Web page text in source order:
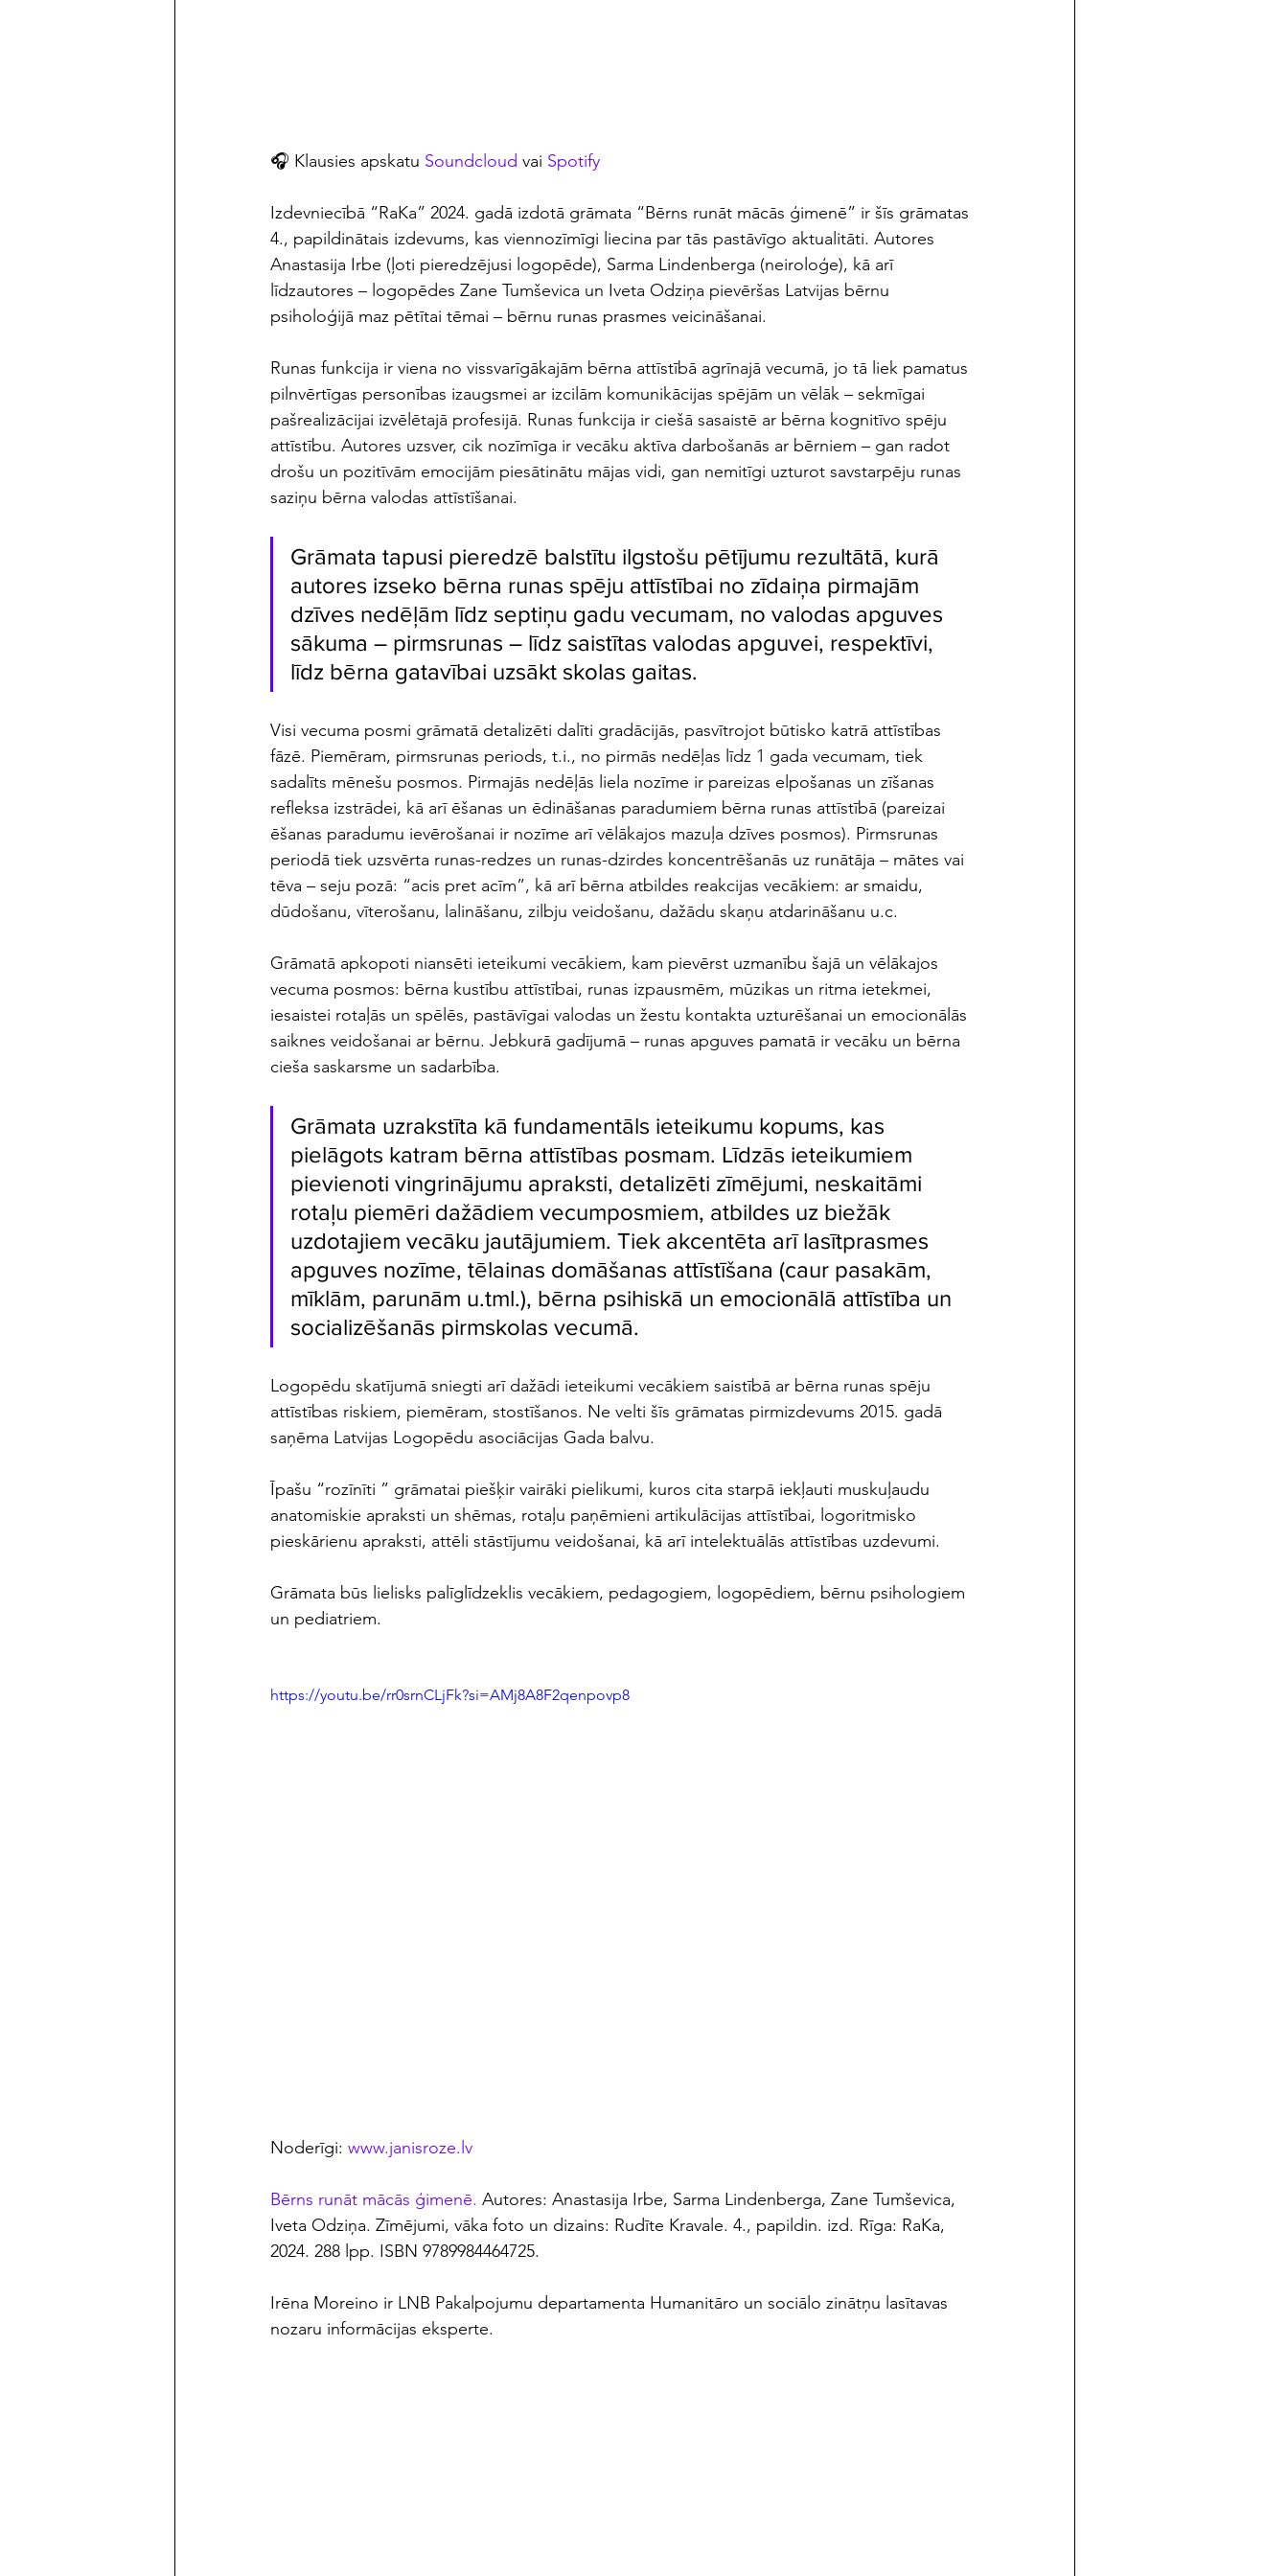
🎧 Klausies apskatu Soundcloud vai Spotify
Izdevniecībā “RaKa” 2024. gadā izdotā grāmata “Bērns runāt mācās ģimenē” ir šīs grāmatas
4., papildinātais izdevums, kas viennozīmīgi liecina par tās pastāvīgo aktualitāti. Autores
Anastasija Irbe (ļoti pieredzējusi logopēde), Sarma Lindenberga (neiroloģe), kā arī
līdzautores – logopēdes Zane Tumševica un Iveta Odziņa pievēršas Latvijas bērnu
psiholoģijā maz pētītai tēmai – bērnu runas prasmes veicināšanai.
Runas funkcija ir viena no vissvarīgākajām bērna attīstībā agrīnajā vecumā, jo tā liek pamatus
pilnvērtīgas personības izaugsmei ar izcilām komunikācijas spējām un vēlāk – sekmīgai
pašrealizācijai izvēlētajā profesijā. Runas funkcija ir ciešā sasaistē ar bērna kognitīvo spēju
attīstību. Autores uzsver, cik nozīmīga ir vecāku aktīva darbošanās ar bērniem – gan radot
drošu un pozitīvām emocijām piesātinātu mājas vidi, gan nemitīgi uzturot savstarpēju runas
saziņu bērna valodas attīstīšanai.
Grāmata tapusi pieredzē balstītu ilgstošu pētījumu rezultātā, kurā
autores izseko bērna runas spēju attīstībai no zīdaiņa pirmajām
dzīves nedēļām līdz septiņu gadu vecumam, no valodas apguves
sākuma – pirmsrunas – līdz saistītas valodas apguvei, respektīvi,
līdz bērna gatavībai uzsākt skolas gaitas.
Visi vecuma posmi grāmatā detalizēti dalīti gradācijās, pasvītrojot būtisko katrā attīstības
fāzē. Piemēram, pirmsrunas periods, t.i., no pirmās nedēļas līdz 1 gada vecumam, tiek
sadalīts mēnešu posmos. Pirmajās nedēļās liela nozīme ir pareizas elpošanas un zīšanas
refleksa izstrādei, kā arī ēšanas un ēdināšanas paradumiem bērna runas attīstībā (pareizai
ēšanas paradumu ievērošanai ir nozīme arī vēlākajos mazuļa dzīves posmos). Pirmsrunas
periodā tiek uzsvērta runas-redzes un runas-dzirdes koncentrēšanās uz runātāja – mātes vai
tēva – seju pozā: “acis pret acīm”, kā arī bērna atbildes reakcijas vecākiem: ar smaidu,
dūdošanu, vīterošanu, lalināšanu, zilbju veidošanu, dažādu skaņu atdarināšanu u.c.
Grāmatā apkopoti niansēti ieteikumi vecākiem, kam pievērst uzmanību šajā un vēlākajos
vecuma posmos: bērna kustību attīstībai, runas izpausmēm, mūzikas un ritma ietekmei,
iesaistei rotaļās un spēlēs, pastāvīgai valodas un žestu kontakta uzturēšanai un emocionālās
saiknes veidošanai ar bērnu. Jebkurā gadījumā – runas apguves pamatā ir vecāku un bērna
cieša saskarsme un sadarbība.
Grāmata uzrakstīta kā fundamentāls ieteikumu kopums, kas
pielāgots katram bērna attīstības posmam. Līdzās ieteikumiem
pievienoti vingrinājumu apraksti, detalizēti zīmējumi, neskaitāmi
rotaļu piemēri dažādiem vecumposmiem, atbildes uz biežāk
uzdotajiem vecāku jautājumiem. Tiek akcentēta arī lasītprasmes
apguves nozīme, tēlainas domāšanas attīstīšana (caur pasakām,
mīklām, parunām u.tml.), bērna psihiskā un emocionālā attīstība un
socializēšanās pirmskolas vecumā.
Logopēdu skatījumā sniegti arī dažādi ieteikumi vecākiem saistībā ar bērna runas spēju
attīstības riskiem, piemēram, stostīšanos. Ne velti šīs grāmatas pirmizdevums 2015. gadā
saņēma Latvijas Logopēdu asociācijas Gada balvu.
Īpašu “rozīnīti ” grāmatai piešķir vairāki pielikumi, kuros cita starpā iekļauti muskuļaudu
anatomiskie apraksti un shēmas, rotaļu paņēmieni artikulācijas attīstībai, logoritmisko
pieskārienu apraksti, attēli stāstījumu veidošanai, kā arī intelektuālās attīstības uzdevumi.
Grāmata būs lielisks palīglīdzeklis vecākiem, pedagogiem, logopēdiem, bērnu psihologiem
un pediatriem.
https://youtu.be/rr0srnCLjFk?si=AMj8A8F2qenpovp8
Noderīgi: www.janisroze.lv
Bērns runāt mācās ģimenē. Autores: Anastasija Irbe, Sarma Lindenberga, Zane Tumševica,
Iveta Odziņa. Zīmējumi, vāka foto un dizains: Rudīte Kravale. 4., papildin. izd. Rīga: RaKa,
2024. 288 lpp. ISBN 9789984464725.
Irēna Moreino ir LNB Pakalpojumu departamenta Humanitāro un sociālo zinātņu lasītavas
nozaru informācijas eksperte.